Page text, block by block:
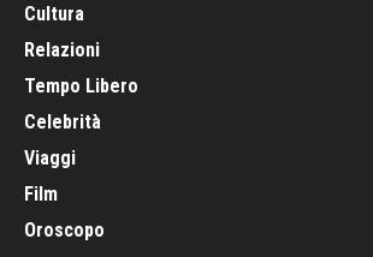
Cultura
Relazioni
Tempo Libero
Celebrità
Viaggi
Film
Oroscopo